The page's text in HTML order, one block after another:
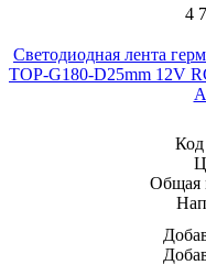
4
Светодиодная лента
TOP-G180-D25mm 12V
Код
Общая